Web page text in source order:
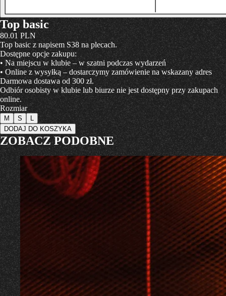
Top basic
80.01 PLN
Top basic z napisem S38 na plecach.
Dostępne opcje zakupu:
• Na miejscu w klubie – w szatni podczas wydarzeń
• Online z wysyłką – dostarczymy zamówienie na wskazany adres
Darmowa dostawa od 300 zł.
Odbiór osobisty w klubie lub biurze nie jest dostępny przy zakupach
online.
Rozmiar
M S
L
DODAJ DO KOSZYKA
ZOBACZ PODOBNE